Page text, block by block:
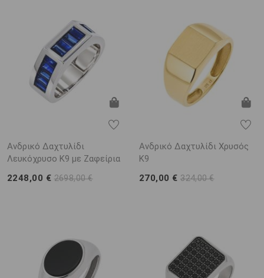
Ανδρικό Δαχτυλίδι
Λευκόχρυσο K9 με Ζαφείρια
2248,00 € 2698,00 €
Ανδρικό Δαχτυλίδι Χρυσός
K9
270,00 €324,00 €